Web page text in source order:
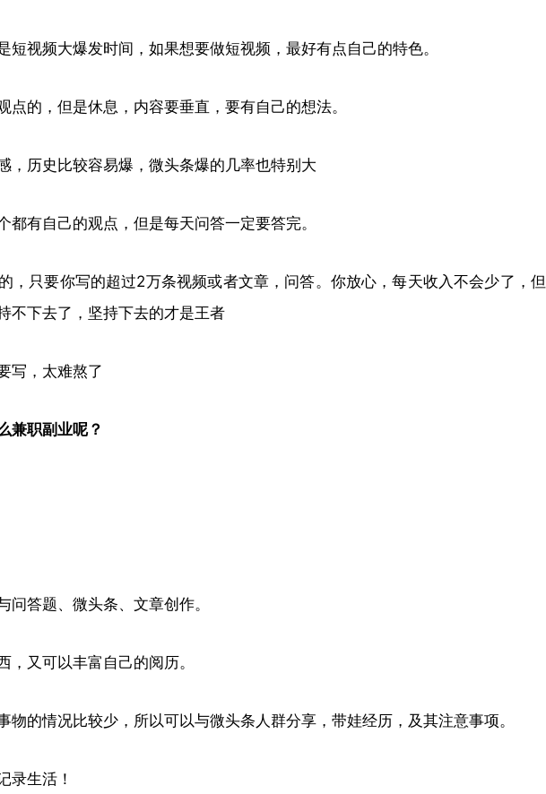
短视频大爆发时间，如果想要做短视频，最好有点自己的特色。
点的，但是休息，内容要垂直，要有自己的想法。
，历史比较容易爆，微头条爆的几率也特别大
都有自己的观点，但是每天问答一定要答完。
，只要你写的超过2万条视频或者文章，问答。你放心，每天收入不会少了，但
不下去了，坚持下去的才是王者
写，太难熬了
兼职副业呢？
问答题、微头条、文章创作。
，又可以丰富自己的阅历。
物的情况比较少，所以可以与微头条人群分享，带娃经历，及其注意事项。
录生活！